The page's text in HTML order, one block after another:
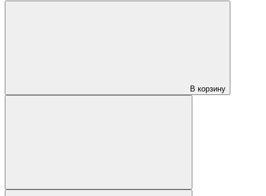
В корзину